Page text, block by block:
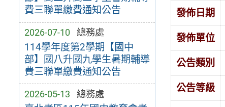
費三聯單繳費通知公告
2026-07-10 總務處
114學年度第2學期【國中
部】國八升國九學生暑期輔導
費三聯單繳費通知公告
2026-05-13 總務處
發佈日期
發佈單位
公告類別
公告等級